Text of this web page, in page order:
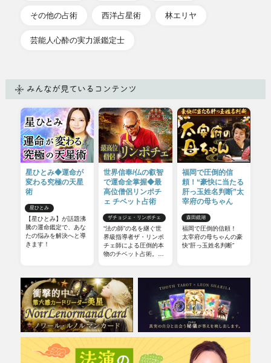
その他の占術 西洋占星術 林エリヤ
芸能人心酔の実力派鑑定士
みんなが見ているコンテンツ
星ひとみ◆運命が
変わる究極の天星
術
星ひとみ
【星ひとみ】が話題沸
騰の運命鑑定で、あな
たの悩みを解決へと導
きます！
世界信奉/仏の叡智
で運命全掌握◆最
高位僧侶リンポチ
ェ チベット占術
ザチョジェ・リンポチェ
“法の師”の名を継ぐ世
界級指導者ザ・リンポ
チェ師による圧倒的本
物のチベット占術。他
お伝えしましょう。
福岡で圧倒的信
頼！“豪快に当たる
肝っ玉姓名判断”太
宰府の母ちゃん
森田鏡湖
福岡で圧倒的信頼！
太宰府の母ちゃんの豪
快“肝っ玉姓名判断”